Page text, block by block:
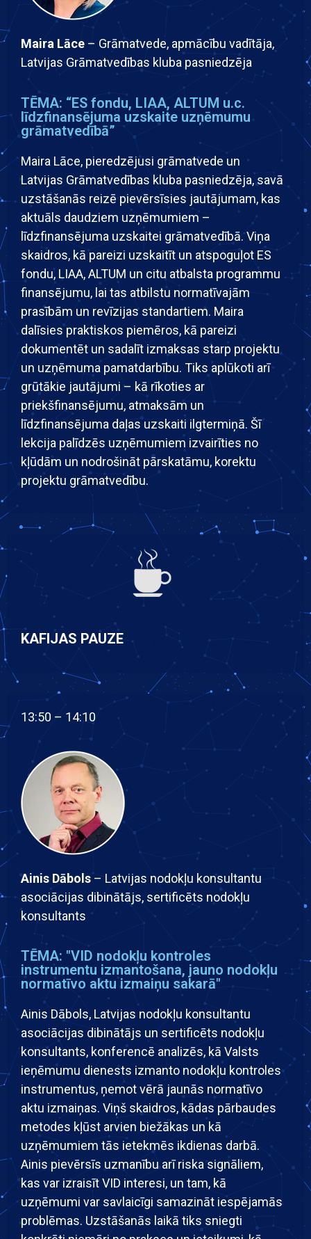
Maira Lāce – Grāmatvede, apmācību vadītāja,
Latvijas Grāmatvedības kluba pasniedzēja
TĒMA: “ES fondu, LIAA, ALTUM u.c.
līdzfinansējuma uzskaite uzņēmumu
grāmatvedībā”
Maira Lāce, pieredzējusi grāmatvede un
Latvijas Grāmatvedības kluba pasniedzēja, savā
uzstāšanās reizē pievērsīsies jautājumam, kas
aktuāls daudziem uzņēmumiem –
līdzfinansējuma uzskaitei grāmatvedībā. Viņa
skaidros, kā pareizi uzskaitīt un atspoguļot ES
fondu, LIAA, ALTUM un citu atbalsta programmu
finansējumu, lai tas atbilstu normatīvajām
prasībām un revīzijas standartiem. Maira
dalīsies praktiskos piemēros, kā pareizi
dokumentēt un sadalīt izmaksas starp projektu
un uzņēmuma pamatdarbību. Tiks aplūkoti arī
grūtākie jautājumi – kā rīkoties ar
priekšfinansējumu, atmaksām un
līdzfinansējuma daļas uzskaiti ilgtermiņā. Šī
lekcija palīdzēs uzņēmumiem izvairīties no
kļūdām un nodrošināt pārskatāmu, korektu
projektu grāmatvedību.
KAFIJAS PAUZE
13:50 – 14:10
Ainis Dābols– Latvijas nodokļu konsultantu
asociācijas dibinātājs, sertificēts nodokļu
konsultants
TĒMA: "VID nodokļu kontroles
instrumentu izmantošana, jauno nodokļu
normatīvo aktu izmaiņu sakarā"
Ainis Dābols, Latvijas nodokļu konsultantu
asociācijas dibinātājs un sertificēts nodokļu
konsultants, konferencē analizēs, kā Valsts
ieņēmumu dienests izmanto nodokļu kontroles
instrumentus, ņemot vērā jaunās normatīvo
aktu izmaiņas. Viņš skaidros, kādas pārbaudes
metodes kļūst arvien biežākas un kā
uzņēmumiem tās ietekmēs ikdienas darbā.
Ainis pievērsīs uzmanību arī riska signāliem,
kas var izraisīt VID interesi, un tam, kā
uzņēmumi var savlaicīgi samazināt iespējamās
problēmas. Uzstāšanās laikā tiks sniegti